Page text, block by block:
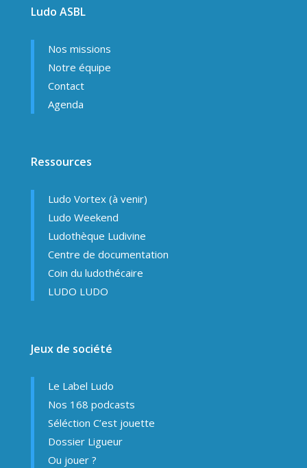
Ludo ASBL
Nos missions
Notre équipe
Contact
Agenda
Ressources
Ludo Vortex (à venir)
Ludo Weekend
Ludothèque Ludivine
Centre de documentation
Coin du ludothécaire
LUDO LUDO
Jeux de société
Le Label Ludo
Nos 168 podcasts
Séléction C’est jouette
Dossier Ligueur
Ou jouer ?